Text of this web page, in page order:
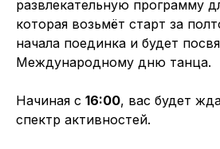
развлекательную программу
которая возьмёт старт за
начала поединка и будет
Международному дню танца.
Начиная с 16:00, вас будет
спектр активностей.